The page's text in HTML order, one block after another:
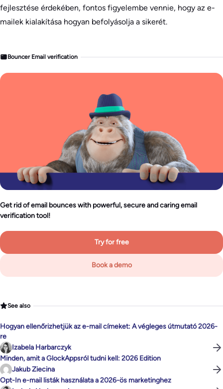
fejlesztése érdekében, fontos figyelembe vennie, hogy az e-
mailek kialakítása hogyan befolyásolja a sikerét.
Bouncer Email verification
Get rid of email bounces with powerful, secure and caring email
verification tool!
Try for free
Book a demo
See also
Hogyan ellenőrizhetjük az e-mail címeket: A végleges útmutató 2026-
re
Izabela Harbarczyk
Minden, amit a GlockAppsról tudni kell: 2026 Edition
Jakub Ziecina
Opt-In e-mail listák használata a 2026-ös marketinghez